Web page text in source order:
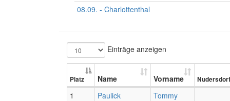
08.09. - Charlottenthal
Einträge anzeigen
Platz Name Vorname Nudersdorf
1 Paulick
Tommy